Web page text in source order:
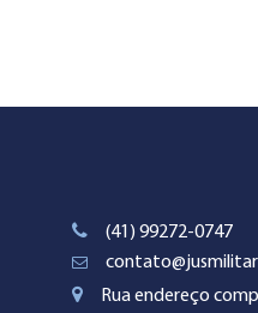
(41) 99272-0747
Rua endereço